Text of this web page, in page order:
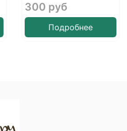
300 руб
Подробнее